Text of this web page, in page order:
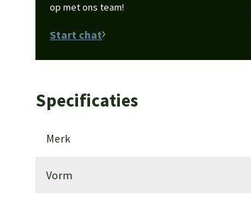
op met ons team!
Start chat
Specificaties
Merk
Vorm